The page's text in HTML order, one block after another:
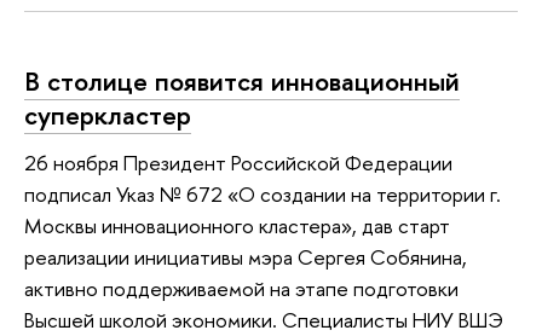
В столице появится инновационный
суперкластер
26 ноября Президент Российской Федерации
подписал Указ № 672 «О создании на территории г.
Москвы инновационного кластера», дав старт
реализации инициативы мэра Сергея Собянина,
активно поддерживаемой на этапе подготовки
Высшей школой экономики. Специалисты НИУ ВШЭ